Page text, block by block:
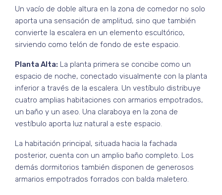
Un vacío de doble altura en la zona de comedor no solo
aporta una sensación de amplitud, sino que también
convierte la escalera en un elemento escultórico,
sirviendo como telón de fondo de este espacio.
Planta Alta: La planta primera se concibe como un
espacio de noche, conectado visualmente con la planta
inferior a través de la escalera. Un vestíbulo distribuye
cuatro amplias habitaciones con armarios empotrados,
un baño y un aseo. Una claraboya en la zona de
vestíbulo aporta luz natural a este espacio.
La habitación principal, situada hacia la fachada
posterior, cuenta con un amplio baño completo. Los
demás dormitorios también disponen de generosos
armarios empotrados forrados con balda maletero.